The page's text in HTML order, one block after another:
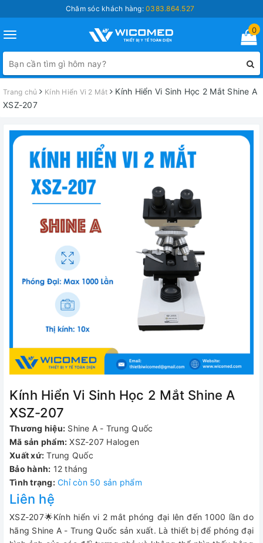
Chăm sóc khách hàng:0383.864.527
Toggle
navigation
0
Trang chủ Kính Hiển Vi 2 Mắt
Kính Hiển Vi Sinh Học 2 Mắt Shine A
XSZ-207
Kính Hiển Vi Sinh Học 2 Mắt Shine A
XSZ-207
Thương hiệu: Shine A - Trung Quốc
Mã sản phẩm: XSZ-207 Halogen
Xuất xứ: Trung Quốc
Bảo hành: 12 tháng
Tình trạng: Chỉ còn 50 sản phẩm
Liên hệ
XSZ-207🌟Kính hiển vi 2 mắt phóng đại lên đến 1000 lần do
hãng Shine A - Trung Quốc sản xuất. Là thiết bị để phóng đại